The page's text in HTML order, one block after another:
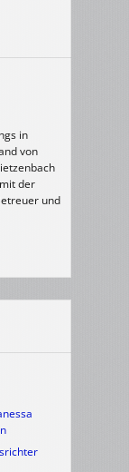
in
von
der
und